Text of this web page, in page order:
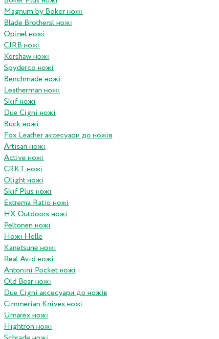
Magnum by Boker ножі
Blade Brothersl ножі
Opinel ножі
CJRB ножі
Kershaw ножі
Spyderco ножі
Benchmade ножі
Leatherman ножі
Skif ножі
Due Cigni ножі
Buck ножі
Fox Leather аксесуари до ножів
Artisan ножі
Active ножі
CRKT ножі
Olight ножі
Skif Plus ножі
Extrema Ratio ножі
HX Outdoors ножі
Peltonen ножі
Ножі Helle
Kanetsune ножі
Real Avid ножі
Antonini Pocket ножі
Old Bear ножі
Due Cigni аксесуари до ножів
Cimmerian Knives ножі
Umarex ножі
Hightron ножі